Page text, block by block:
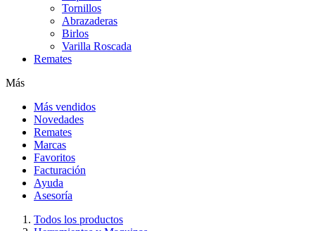
Tornillos
Abrazaderas
Birlos
Varilla Roscada
Remates
Más
Más vendidos
Novedades
Remates
Marcas
Favoritos
Facturación
Ayuda
Asesoría
Todos los productos